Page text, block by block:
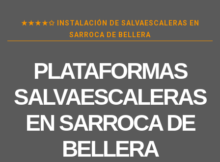
★★★★✩ INSTALACIÓN DE SALVAESCALERAS EN
SARROCA DE BELLERA
PLATAFORMAS
SALVAESCALERAS
EN SARROCA DE
BELLERA